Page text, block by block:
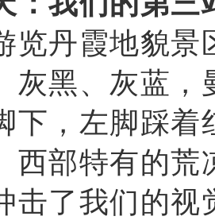
览丹霞地貌
灰黑、灰蓝，
下，左脚踩着
西部特有的荒
击了我们的视